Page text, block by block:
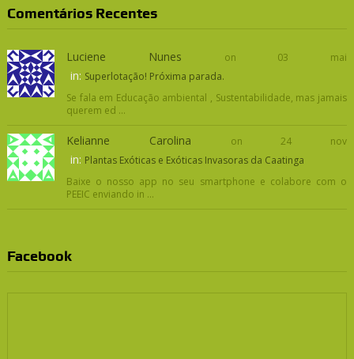
Comentários Recentes
Luciene Nunes on 03 mai
in: Superlotação! Próxima parada.
Se fala em Educação ambiental , Sustentabilidade, mas jamais
querem ed ...
Kelianne Carolina on 24 nov
in: Plantas Exóticas e Exóticas Invasoras da Caatinga
Baixe o nosso app no seu smartphone e colabore com o
PEEIC enviando in ...
Facebook